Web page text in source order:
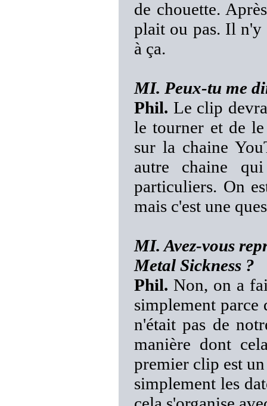
de chouette.
plait ou pas. Il n'y
à ça.
MI. Peux-tu me
Phil. Le clip
le tourner et de
sur la chaine
autre chaine
particuliers. On
mais c'est une
MI. Avez-vous
Metal Sickness ?
Phil. Non, on a
simplement parce
n'était pas de
manière dont
premier clip est un
simplement les